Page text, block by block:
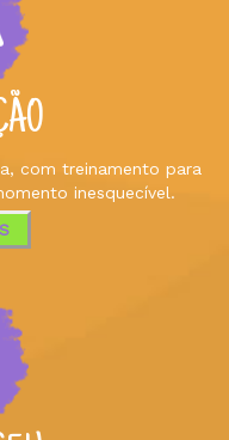
com treinamento para
inesquecível.